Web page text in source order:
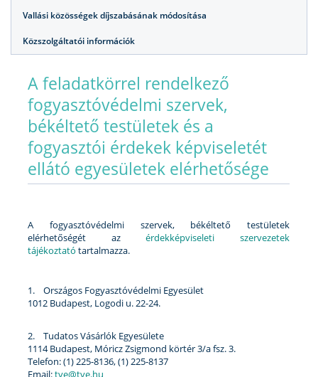
Vallási közösségek díjszabásának módosítása
Közszolgáltatói információk
A feladatkörrel rendelkező
fogyasztóvédelmi szervek,
békéltető testületek és a
fogyasztói érdekek képviseletét
ellátó egyesületek elérhetősége
A fogyasztóvédelmi szervek, békéltető testületek
elérhetőségét azérdekképviseleti szervezetek
tájékoztató tartalmazza.
1. Országos Fogyasztóvédelmi Egyesület
1012 Budapest, Logodi u. 22-24.
2. Tudatos Vásárlók Egyesülete
1114 Budapest, Móricz Zsigmond körtér 3/a fsz. 3.
Telefon: (1) 225-8136, (1) 225-8137
Email:tve@tve.hu